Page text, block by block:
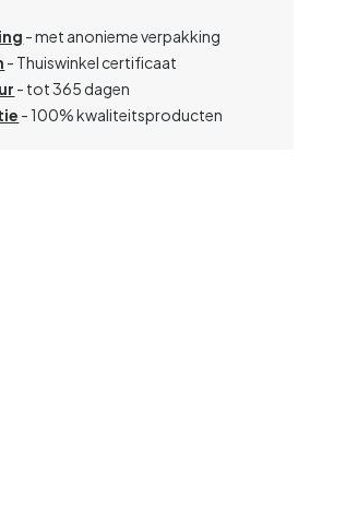
- met anonieme verpakking
- Thuiswinkel certificaat
- tot 365 dagen
- 100% kwaliteitsproducten